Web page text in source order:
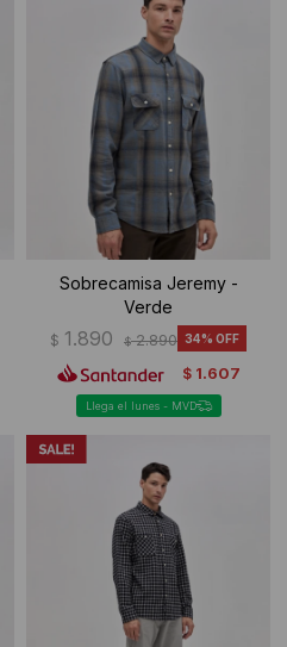
Sobrecamisa Jeremy -
Verde
$ 1.890 $ 2.890 34
$ 1.607
Llega el lunes - MVD